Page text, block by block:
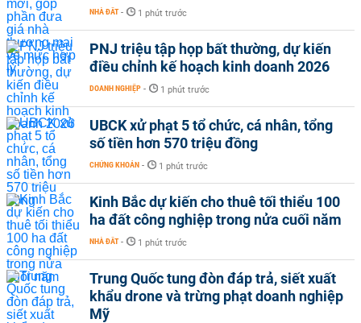
NHÀ ĐẤT - 1 phút trước
PNJ triệu tập họp bất thường, dự kiến
điều chỉnh kế hoạch kinh doanh 2026
DOANH NGHIỆP - 1 phút trước
UBCK xử phạt 5 tổ chức, cá nhân, tổng
số tiền hơn 570 triệu đồng
CHỨNG KHOÁN - 1 phút trước
Kinh Bắc dự kiến cho thuê tối thiểu 100
ha đất công nghiệp trong nửa cuối năm
NHÀ ĐẤT - 1 phút trước
Trung Quốc tung đòn đáp trả, siết xuất
khẩu drone và trừng phạt doanh nghiệp
Mỹ